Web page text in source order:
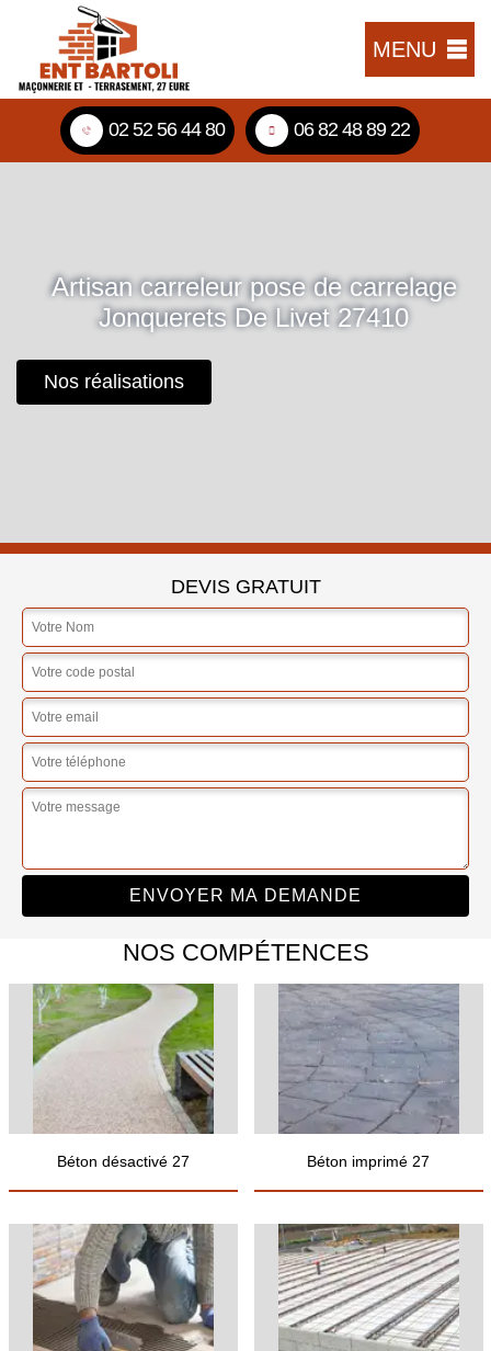
MENU
02 52 56 44 80 06 82 48 89 22
Artisan carreleur pose de carrelage
Jonquerets De Livet 27410
Nos réalisations
DEVIS GRATUIT
NOS COMPÉTENCES
Béton désactivé 27 Béton imprimé 27